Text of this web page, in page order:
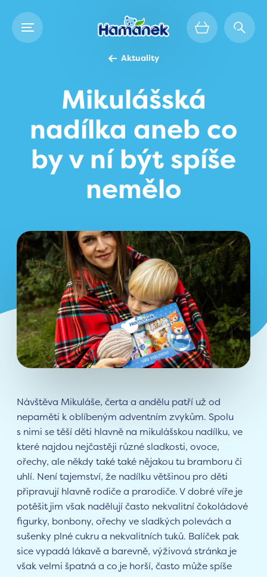
Aktuality
Mikulášská
nadílka aneb co
by v ní být spíše
nemělo
Návštěva Mikuláše, čerta a andělu patří už od
nepaměti k oblíbeným adventním zvykům. Spolu
s nimi se těší děti hlavně na mikulášskou nadílku, ve
které najdou nejčastěji různé sladkosti, ovoce,
ořechy, ale někdy také také nějakou tu bramboru či
uhlí. Není tajemství, že nadílku většinou pro děti
připravují hlavně rodiče a prarodiče. V dobré víře je
potěšit jim však nadělují často nekvalitní čokoládové
figurky, bonbony, ořechy ve sladkých polevách a
sušenky plné cukru a nekvalitních tuků. Balíček pak
sice vypadá lákavě a barevně, výživová stránka je
však velmi špatná a co je horší, často může spíše